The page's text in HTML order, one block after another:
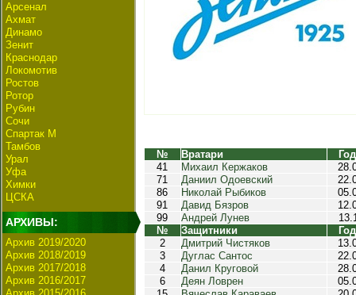
Арсенал
Ахмат
Динамо
Зенит
Краснодар
Локомотив
Ростов
Ротор
Рубин
Сочи
Спартак М
Тамбов
Урал
Уфа
Химки
ЦСКА
АРХИВЫ:
Архив 2019/2020
Архив 2018/2019
Архив 2017/2018
Архив 2016/2017
№ Вратари
41
Михаил Кержаков
71
Даниил Одоевский
86
Николай Рыбиков
91
Давид Бязров
99
Андрей Лунев
№
Защитники
2
Дмитрий Чистяков
3
Дуглас Сантос
4
Данил Круговой
6
Деян Ловрен